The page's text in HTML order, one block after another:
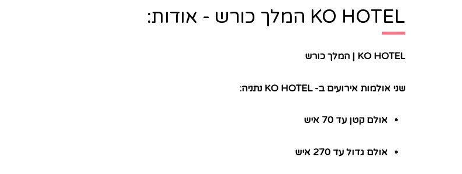
KO HOTEL המלך כורש - אודות:
KO HOTEL | המלך כורש
שני אולמות אירועים ב- KO HOTEL נתניה:
אולם קטן עד 70 איש
אולם גדול עד 270 איש